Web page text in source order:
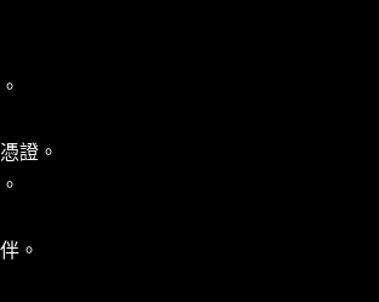
證。
。